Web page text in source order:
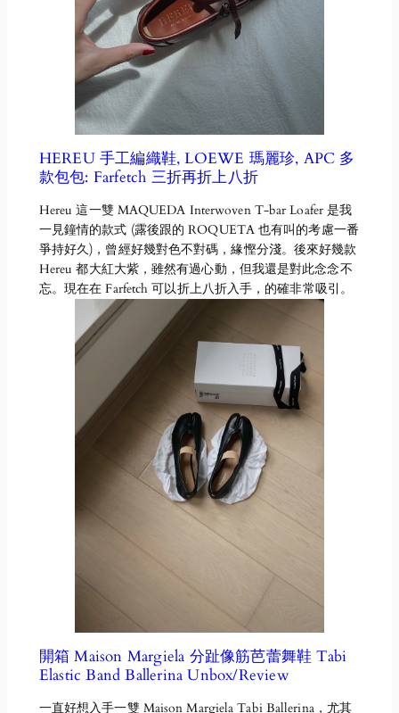
HEREU 手工編織鞋, LOEWE 瑪麗珍, APC 多
款包包: Farfetch 三折再折上八折
Hereu 這一雙 MAQUEDA Interwoven T-bar Loafer 是我
一見鐘情的款式 (露後跟的 ROQUETA 也有叫的考慮一番
爭持好久)，曾經好幾對色不對碼，緣慳分淺。後來好幾款
Hereu 都大紅大紫，雖然有過心動，但我還是對此念念不
忘。現在在 Farfetch 可以折上八折入手，的確非常吸引。
開箱 Maison Margiela 分趾像筋芭蕾舞鞋 Tabi
Elastic Band Ballerina Unbox/Review
一直好想入手一雙 Maison Margiela Tabi Ballerina，尤其